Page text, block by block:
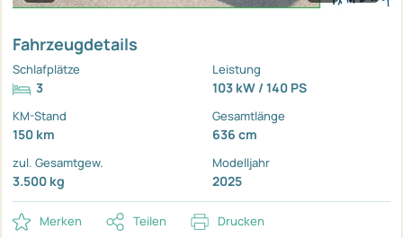
Fahrzeugdetails
Schlafplätze
3
Leistung
103 kW / 140 PS
KM-Stand
150 km
Gesamtlänge
636 cm
zul. Gesamtgew.
3.500 kg
Modelljahr
2025
Merken Teilen Drucken